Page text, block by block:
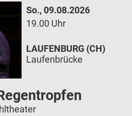
So., 09.08.2026
19.00 Uhr
LAUFENBURG (CH)
Laufenbrücke